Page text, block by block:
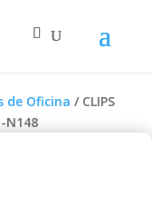
de Oficina / CLIPS
N148